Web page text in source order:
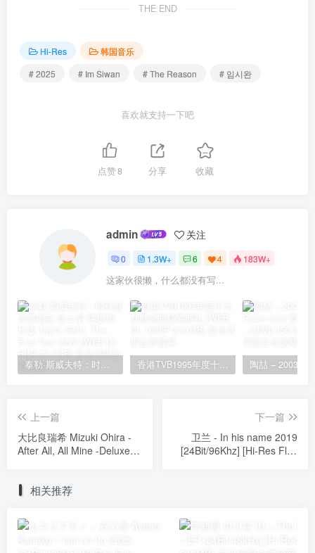
THE END
Hi-Res
韩国音乐
# 2025
# Im Siwan # The Reason # 임시완
喜欢就支持一下吧
点赞8 分享 收藏
admin 关注
0 1.3W+ 6 4 183W+
这家伙很懒，什么都没有写...
泰勒·斯威夫特：时代巡回演唱会 迪士尼·终极加长版 Taylor Swift: The Eras Tour 2024 [WEB-DL HDR 23.1GB] 香港TVB1995年度十大劲歌金曲颁奖典礼 [WEB-DL 1080P 3.81GB]
上一篇
大比良瑞希 Mizuki Ohira -
After All, All Mine -Deluxe
751MB]
下一篇
卫兰 - In his name 2019
[24Bit/96Khz] [Hi-Res Flac
相关推荐